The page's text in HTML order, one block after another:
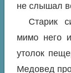
не слышал
Старик
мимо него
утолок
Медовед